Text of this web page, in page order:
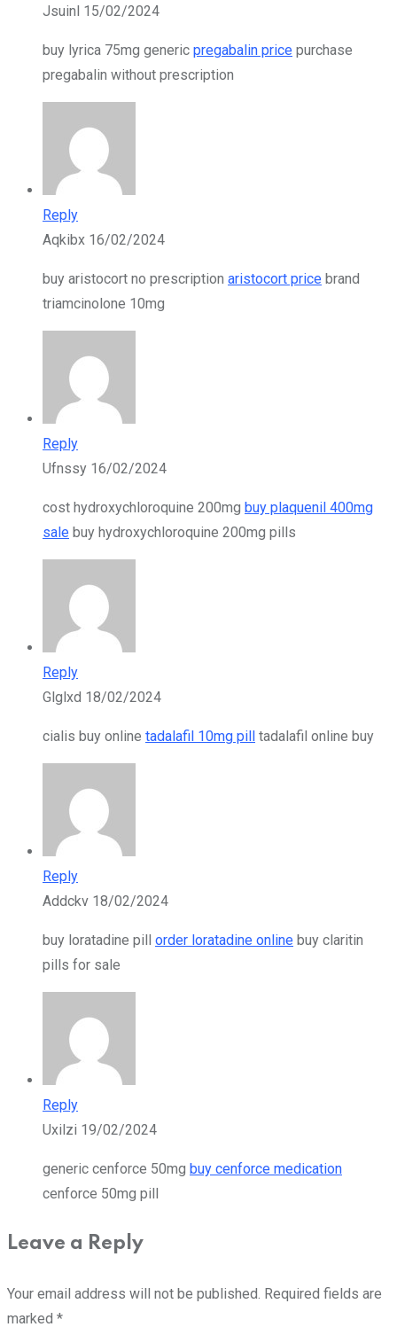
Jsuinl 15/02/2024
buy lyrica 75mg generic pregabalin price purchase
pregabalin without prescription
Reply
Aqkibx 16/02/2024
buy aristocort no prescription aristocort price brand
triamcinolone 10mg
Reply
Ufnssy 16/02/2024
cost hydroxychloroquine 200mg buy plaquenil 400mg
sale buy hydroxychloroquine 200mg pills
Reply
Glglxd 18/02/2024
cialis buy online tadalafil 10mg pill tadalafil online buy
Reply
Addckv 18/02/2024
buy loratadine pill order loratadine online buy claritin
pills for sale
Reply
Uxilzi 19/02/2024
generic cenforce 50mg buy cenforce medication
cenforce 50mg pill
Leave a Reply
Your email address will not be published. Required fields are
marked *